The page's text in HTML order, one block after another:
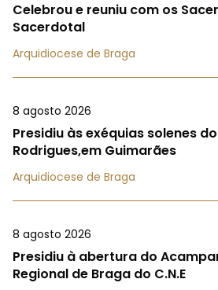
Celebrou e reuniu com os
Sacerdotal
Arquidiocese de Braga
8 agosto 2026
Presidiu às exéquias solenes
Rodrigues,em Guimarães
Arquidiocese de Braga
8 agosto 2026
Presidiu à abertura do
Regional de Braga do C.N.E